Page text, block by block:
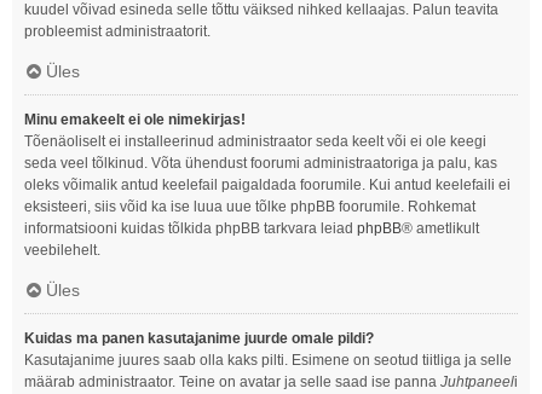
kuudel võivad esineda selle tõttu väiksed nihked kellaajas. Palun teavita
probleemist administraatorit.
Üles
Minu emakeelt ei ole nimekirjas!
Tõenäoliselt ei installeerinud administraator seda keelt või ei ole keegi
seda veel tõlkinud. Võta ühendust foorumi administraatoriga ja palu, kas
oleks võimalik antud keelefail paigaldada foorumile. Kui antud keelefaili ei
eksisteeri, siis võid ka ise luua uue tõlke phpBB foorumile. Rohkemat
informatsiooni kuidas tõlkida phpBB tarkvara leiad phpBB® ametlikult
veebilehelt.
Üles
Kuidas ma panen kasutajanime juurde omale pildi?
Kasutajanime juures saab olla kaks pilti. Esimene on seotud tiitliga ja selle
määrab administraator. Teine on avatar ja selle saad ise panna Juhtpaneeli